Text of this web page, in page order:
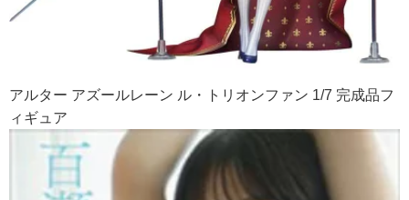
アルター アズールレーン ル・トリオンファン 1/7 完成品フ
ィギュア